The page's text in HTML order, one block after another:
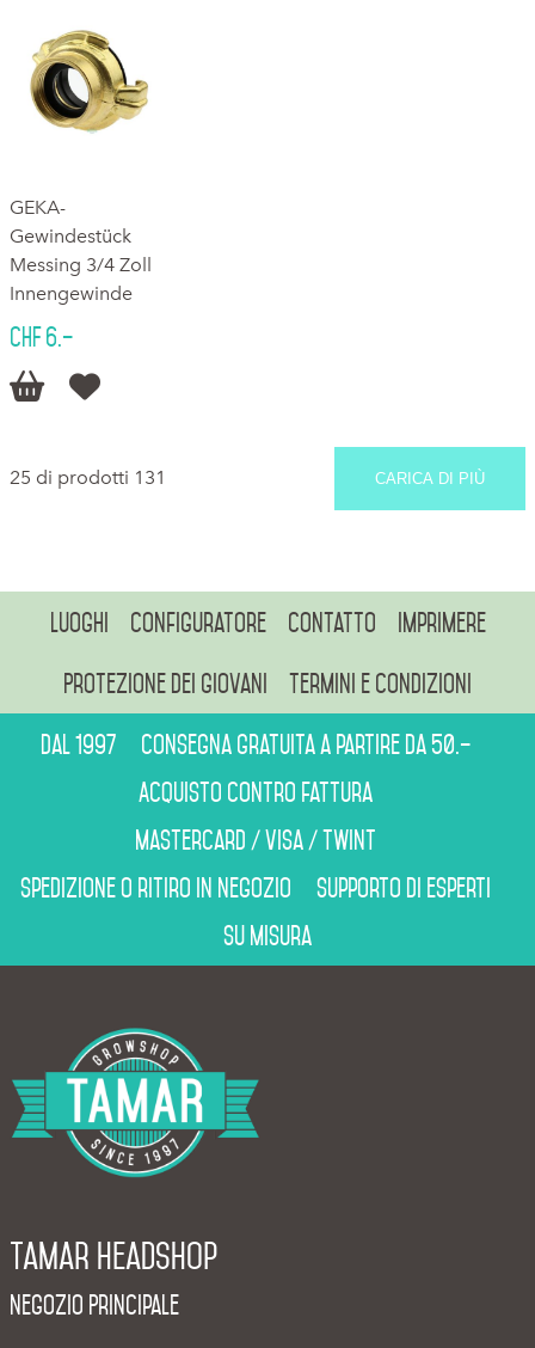
GEKA-
Gewindestück
Messing 3/4 Zoll
Innengewinde
CHF 6.–
 
25 di prodotti 131 CARICA DI PIÙ
Luoghi Configuratore Contatto Imprimere
Protezione dei giovani Termini e condizioni
Dal 1997
Consegna gratuita a partire da 50.–
Acquisto contro fattura
Mastercard / Visa / Twint
Spedizione o ritiro in negozio
Supporto di esperti
Su misura
Tamar Headshop
Negozio Principale